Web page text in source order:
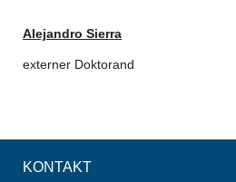
Alejandro Sierra
externer Doktorand
KONTAKT